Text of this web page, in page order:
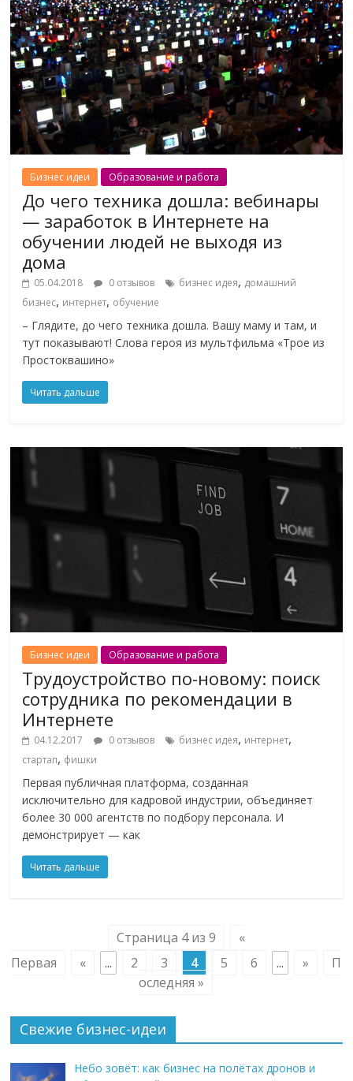
Бизнес идеи Образование и работа
До чего техника дошла: вебинары
— заработок в Интернете на
обучении людей не выходя из
дома
05.04.2018 0 отзывов бизнес идея, домашний
бизнес, интернет, обучение
– Глядите, до чего техника дошла. Вашу маму и там, и
тут показывают! Слова героя из мультфильма «Трое из
Простоквашино»
Читать дальше
Бизнес идеи Образование и работа
Трудоустройство по-новому: поиск
сотрудника по рекомендации в
Интернете
04.12.2017 0 отзывов бизнес идея, интернет,
стартап, фишки
Первая публичная платформа, созданная
исключительно для кадровой индустрии, объединяет
более 30 000 агентств по подбору персонала. И
демонстрирует — как
Читать дальше
Страница 4 из 9
«
Первая
« ... 2 3 4 5 6 ... »
П
оследняя »
Свежие бизнес-идеи
Небо зовёт: как бизнес на полётах дронов и